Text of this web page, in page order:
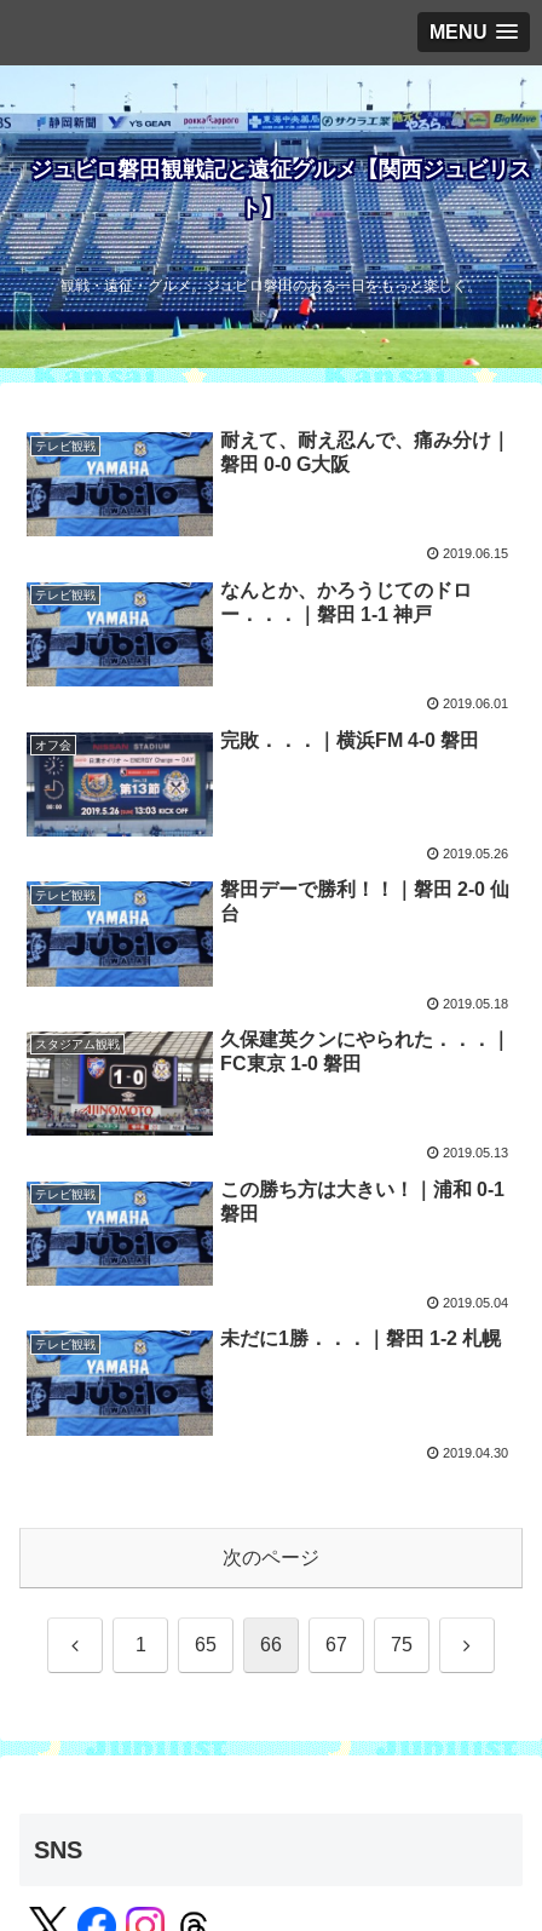
MENU
ジュビロ磐田観戦記と遠征グルメ【関西ジュビリス
ト】
観戦・遠征・グルメ。ジュビロ磐田のある一日をもっと楽しく。
テレビ観戦
耐えて、耐え忍んで、痛み分け｜
磐田 0-0 G大阪
2019.06.15
テレビ観戦
なんとか、かろうじてのドロ
ー．．．｜磐田 1-1 神戸
2019.06.01
オフ会 完敗．．．｜横浜FM 4-0 磐田
2019.05.26
テレビ観戦
磐田デーで勝利！！｜磐田 2-0 仙
台
2019.05.18
スタジアム観戦
久保建英クンにやられた．．．｜
FC東京 1-0 磐田
2019.05.13
テレビ観戦
この勝ち方は大きい！｜浦和 0-1
磐田
2019.05.04
テレビ観戦 未だに1勝．．．｜磐田 1-2 札幌
2019.04.30
次のページ
前 1 65 66 67 75 次
SNS